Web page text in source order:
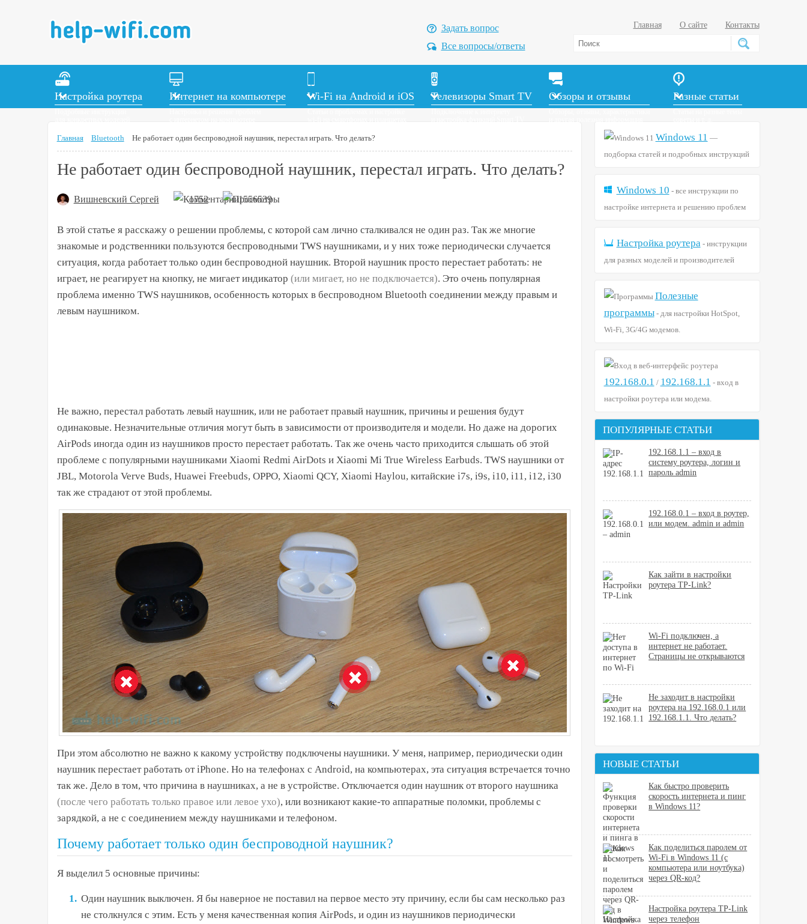
Настройка роутера Интернет на компьютере Wi-Fi на Android и iOS Телевизоры Smart TV Обзоры и отзывы Разные статьи
Задать вопрос
Все вопросы/ответы
Главная О сайте Контакты
Главная Bluetooth Не работает один беспроводной наушник, перестал играть. Что делать?
Не работает один беспроводной наушник, перестал играть. Что делать?
Вишневский Сергей 1752 1556539
В этой статье я расскажу о решении проблемы, с которой сам лично сталкивался не один раз. Так же многие
знакомые и родственники пользуются беспроводными TWS наушниками, и у них тоже периодически случается
ситуация, когда работает только один беспроводной наушник. Второй наушник просто перестает работать: не
играет, не реагирует на кнопку, не мигает индикатор (или мигает, но не подключается). Это очень популярная
проблема именно TWS наушников, особенность которых в беспроводном Bluetooth соединении между правым и
левым наушником.
Не важно, перестал работать левый наушник, или не работает правый наушник, причины и решения будут
одинаковые. Незначительные отличия могут быть в зависимости от производителя и модели. Но даже на дорогих
AirPods иногда один из наушников просто перестает работать. Так же очень часто приходится слышать об этой
проблеме с популярными наушниками Xiaomi Redmi AirDots и Xiaomi Mi True Wireless Earbuds. TWS наушники от
JBL, Motorola Verve Buds, Huawei Freebuds, OPPO, Xiaomi QCY, Xiaomi Haylou, китайские i7s, i9s, i10, i11, i12, i30
так же страдают от этой проблемы.
При этом абсолютно не важно к какому устройству подключены наушники. У меня, например, периодически один
наушник перестает работать от iPhone. Но на телефонах с Android, на компьютерах, эта ситуация встречается точно
так же. Дело в том, что причина в наушниках, а не в устройстве. Отключается один наушник от второго наушника
(после чего работать только правое или левое ухо), или возникают какие-то аппаратные поломки, проблемы с
зарядкой, а не с соединением между наушниками и телефоном.
Почему работает только один беспроводной наушник?
Я выделил 5 основные причины:
Один наушник выключен. Я бы наверное не поставил на первое место эту причину, если бы сам несколько раз
не столкнулся с этим. Есть у меня качественная копия AirPods, и один из наушников периодически
Windows 11 —
подборка статей и подробных инструкций
Windows 10 - все инструкции по
настройке интернета и решению проблем
Настройка роутера- инструкции
для разных моделей и производителей
Полезные
программы- для настройки HotSpot,
Wi-Fi, 3G/4G модемов.
192.168.0.1 / 192.168.1.1 - вход в
настройки роутера или модема.
ПОПУЛЯРНЫЕ СТАТЬИ
192.168.1.1 – вход в
систему роутера, логин и
пароль admin
192.168.0.1 – вход в роутер,
или модем. admin и admin
Как зайти в настройки
роутера TP-Link?
Wi-Fi подключен, а
интернет не работает.
Страницы не открываются
Не заходит в настройки
роутера на 192.168.0.1 или
192.168.1.1. Что делать?
НОВЫЕ СТАТЬИ
Как быстро проверить
скорость интернета и пинг
в Windows 11?
Как поделиться паролем от
Wi-Fi в Windows 11 (с
компьютера или ноутбука)
через QR-код?
Настройка роутера TP-Link
через телефон